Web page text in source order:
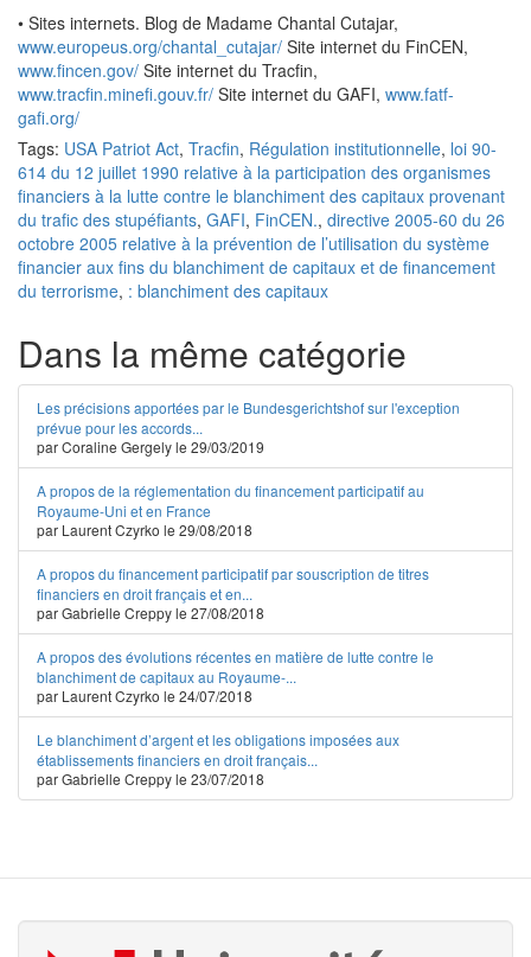
• Sites internets. Blog de Madame Chantal Cutajar,
www.europeus.org/chantal_cutajar/ Site internet du FinCEN,
www.fincen.gov/ Site internet du Tracfin,
www.tracfin.minefi.gouv.fr/ Site internet du GAFI, www.fatf-
gafi.org/
Tags: USA Patriot Act, Tracfin, Régulation institutionnelle, loi 90-
614 du 12 juillet 1990 relative à la participation des organismes
financiers à la lutte contre le blanchiment des capitaux provenant
du trafic des stupéfiants, GAFI, FinCEN., directive 2005-60 du 26
octobre 2005 relative à la prévention de l’utilisation du système
financier aux fins du blanchiment de capitaux et de financement
du terrorisme, : blanchiment des capitaux
Dans la même catégorie
Les précisions apportées par le Bundesgerichtshof sur l'exception
prévue pour les accords...
par Coraline Gergely le 29/03/2019
A propos de la réglementation du financement participatif au
Royaume-Uni et en France
par Laurent Czyrko le 29/08/2018
A propos du financement participatif par souscription de titres
financiers en droit français et en...
par Gabrielle Creppy le 27/08/2018
A propos des évolutions récentes en matière de lutte contre le
blanchiment de capitaux au Royaume-...
par Laurent Czyrko le 24/07/2018
Le blanchiment d’argent et les obligations imposées aux
établissements financiers en droit français...
par Gabrielle Creppy le 23/07/2018